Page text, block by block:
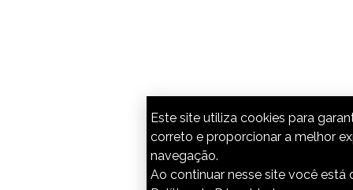
Este site utiliza cookies para
correto e proporcionar a melhor
navegação.
Ao continuar nesse site você está